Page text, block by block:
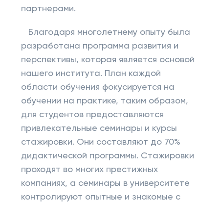
партнерами.
Благодаря многолетнему опыту была
разработана программа развития и
перспективы, которая является основой
нашего института. План каждой
области обучения фокусируется на
обучении на практике, таким образом,
для студентов предоставляются
привлекательные семинары и курсы
стажировки. Они составляют до 70%
дидактической программы. Стажировки
проходят во многих престижных
компаниях, а семинары в университете
контролируют опытные и знакомые с